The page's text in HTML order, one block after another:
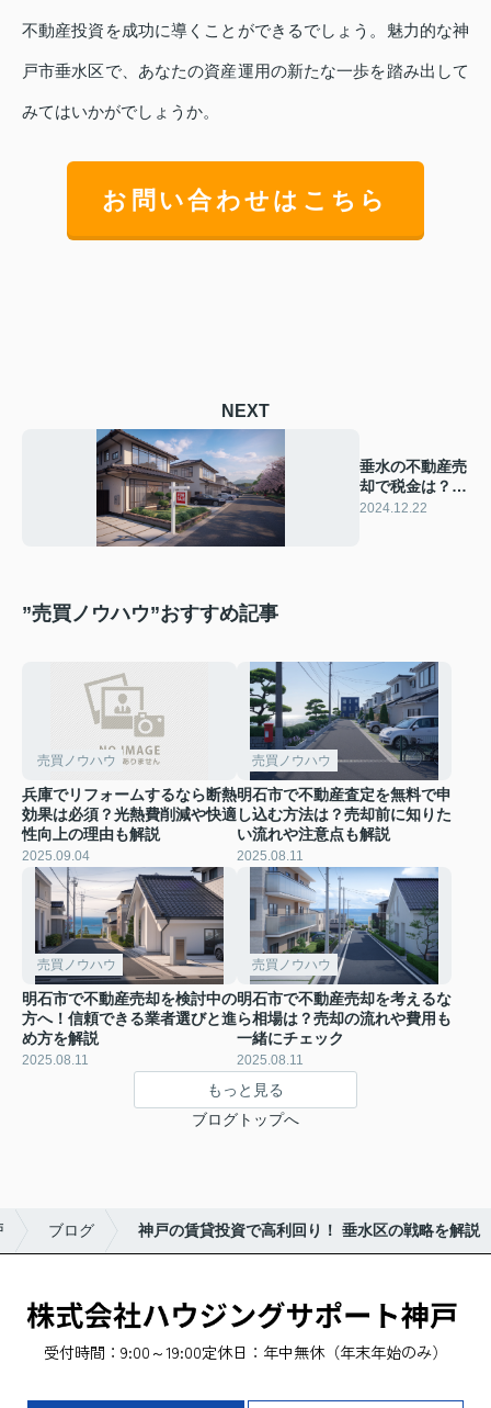
不動産投資を成功に導くことができるでしょう。魅力的な神
戸市垂水区で、あなたの資産運用の新たな一歩を踏み出して
みてはいかがでしょうか。
お問い合わせはこちら
NEXT
垂水の不動産売
却で税金は？
具体的な対策を
2024.12.22
”売買ノウハウ”おすすめ記事
売買ノウハウ
兵庫でリフォームするなら断熱
効果は必須？光熱費削減や快適
性向上の理由も解説
2025.09.04
売買ノウハウ
明石市で不動産査定を無料で申
し込む方法は？売却前に知りた
い流れや注意点も解説
2025.08.11
売買ノウハウ
明石市で不動産売却を検討中の
方へ！信頼できる業者選びと進
め方を解説
2025.08.11
売買ノウハウ
明石市で不動産売却を考えるな
ら相場は？売却の流れや費用も
一緒にチェック
2025.08.11
もっと見る
ブログトップへ
ブログ 神戸の賃貸投資で高利回り！ 垂水区の戦略を解説
受付時間：9:00～19:00定休日：年中無休（年末年始のみ）